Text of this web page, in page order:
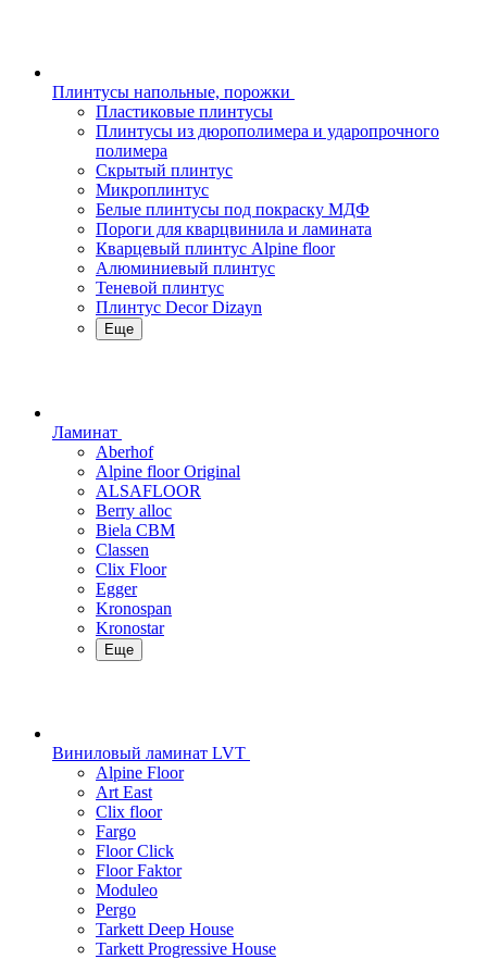
Плинтусы напольные, порожки
Пластиковые плинтусы
Плинтусы из дюрополимера и ударопрочного
полимера
Скрытый плинтус
Микроплинтус
Белые плинтусы под покраску МДФ
Пороги для кварцвинила и ламината
Кварцевый плинтус Alpine floor
Алюминиевый плинтус
Теневой плинтус
Плинтус Decor Dizayn
Еще
Ламинат
Aberhof
Alpine floor Original
ALSAFLOOR
Berry alloc
Biela CBM
Classen
Clix Floor
Egger
Kronospan
Kronostar
Еще
Виниловый ламинат LVT
Alpine Floor
Art East
Clix floor
Fargo
Floor Click
Floor Faktor
Moduleo
Pergo
Tarkett Deep House
Tarkett Progressive House